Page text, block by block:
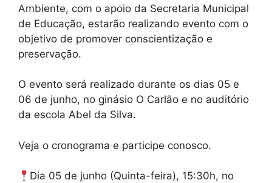
Ambiente, com o apoio da Secretaria Municipal
de Educação, estarão realizando evento com o
objetivo de promover conscientização e
preservação.
O evento será realizado durante os dias 05 e
06 de junho, no ginásio O Carlão e no auditório
da escola Abel da Silva.
Veja o cronograma e participe conosco.
Dia 05 de junho (Quinta-feira), 15:30h, no